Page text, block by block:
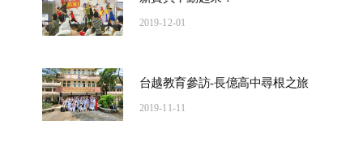
2019-12-01
台越教育參訪-長億高中尋根之旅
2019-11-11